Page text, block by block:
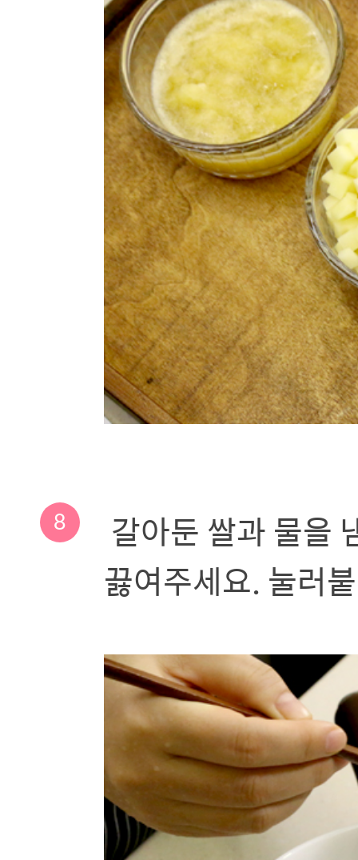
8
갈아둔 쌀과 물을
끓여주세요. 눌러